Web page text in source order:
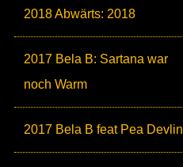
2018 Abwärts: 2018
2017 Bela B: Sartana war
noch Warm
2017 Bela B feat Pea Devlin